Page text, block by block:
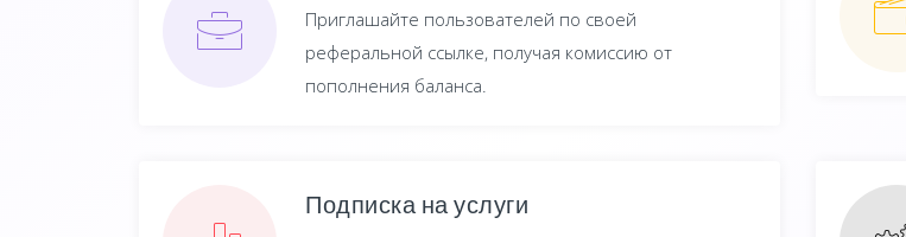
Приглашайте пользователей по своей
реферальной ссылке, получая комиссию от
пополнения баланса.
Подписка на услуги